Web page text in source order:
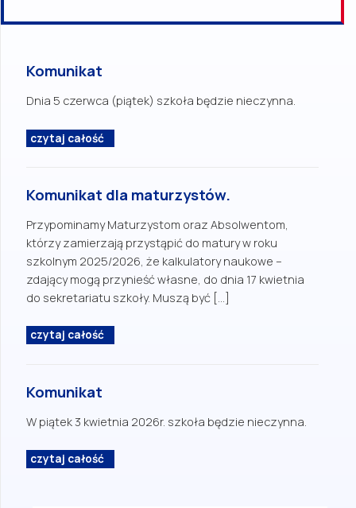
Komunikat
Dnia 5 czerwca (piątek) szkoła będzie nieczynna.
czytaj całość
Komunikat dla maturzystów.
Przypominamy Maturzystom oraz Absolwentom,
którzy zamierzają przystąpić do matury w roku
szkolnym 2025/2026, że kalkulatory naukowe –
zdający mogą przynieść własne, do dnia 17 kwietnia
do sekretariatu szkoły. Muszą być […]
czytaj całość
Komunikat
W piątek 3 kwietnia 2026r. szkoła będzie nieczynna.
czytaj całość